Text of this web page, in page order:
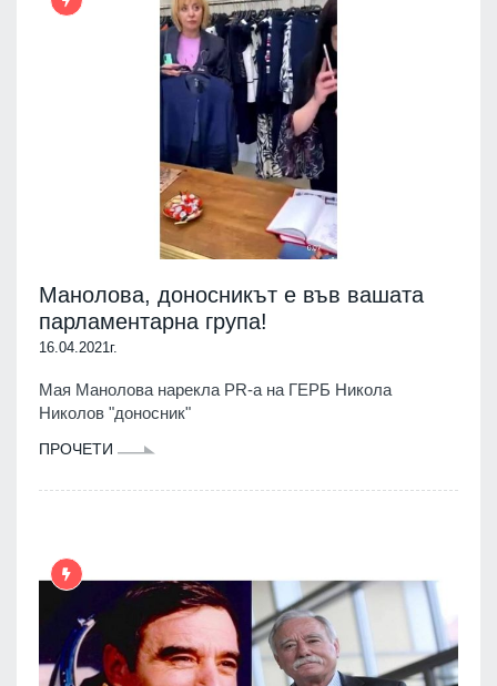
Манолова, доносникът е във вашата
парламентарна група!
16.04.2021г.
Мая Манолова нарекла PR-а на ГЕРБ Никола
Николов "доносник"
ПРОЧЕТИ